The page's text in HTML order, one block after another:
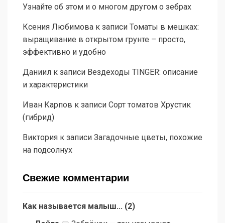
Узнайте об этом и о многом другом о зебрах
Ксения Любимова к записи Томаты в мешках:
выращивание в открытом грунте – просто,
эффективно и удобно
Даниил к записи Вездеходы TINGER: описание
и характеристики
Иван Карпов к записи Сорт томатов Хрустик
(гибрид)
Виктория к записи Загадочные цветы, похожие
на подсолнух
Свежие комментарии
Как называется малыш... (2)